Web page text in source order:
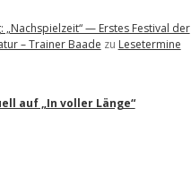
„Nachspielzeit“ — Erstes Festival der
– Trainer Baade zu Lesetermine
auf „In voller Länge“